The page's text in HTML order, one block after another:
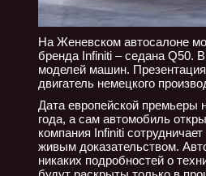
На Женевском автосалоне
бренда Infiniti – седана Q50.
моделей машин.
двигатель немецкого
Дата европейской премьеры
года, а сам автомобиль
компания Infiniti
живым доказательством.
никаких подробностей о